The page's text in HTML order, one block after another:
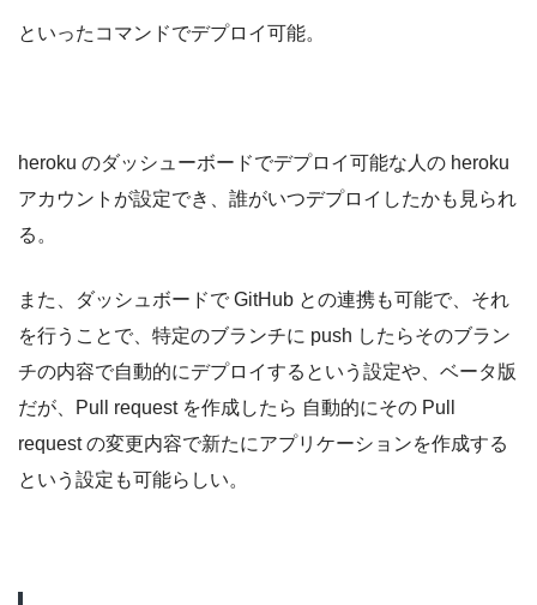
といったコマンドでデプロイ可能。
heroku のダッシューボードでデプロイ可能な人の heroku
アカウントが設定でき、誰がいつデプロイしたかも見られ
る。
また、ダッシュボードで GitHub との連携も可能で、それ
を行うことで、特定のブランチに push したらそのブラン
チの内容で自動的にデプロイするという設定や、ベータ版
だが、Pull request を作成したら 自動的にその Pull
request の変更内容で新たにアプリケーションを作成する
という設定も可能らしい。